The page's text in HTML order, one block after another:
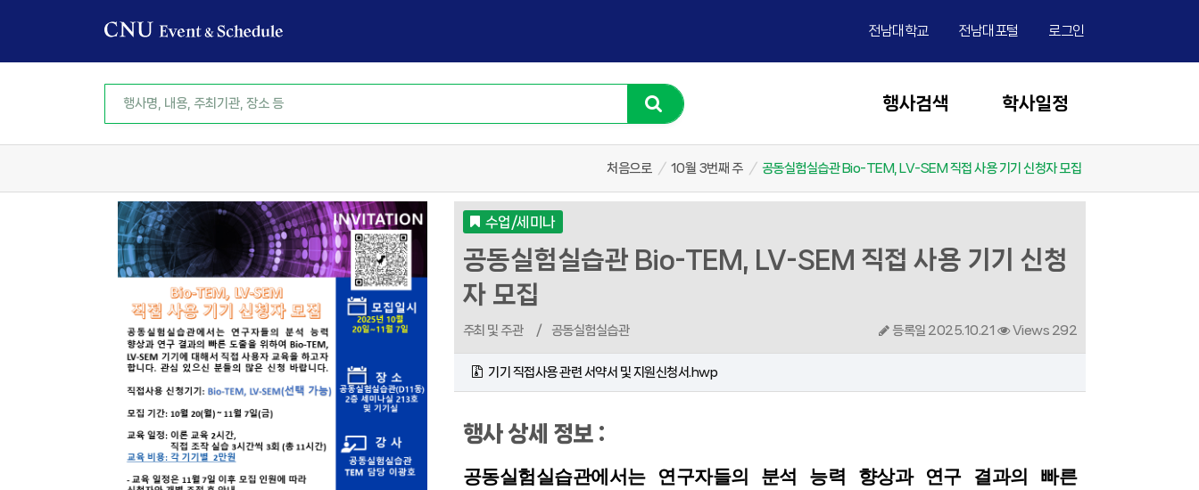
전남대학교 전남대포털 로그인
행사검색 학사일정
처음으로 / 10월 3번째 주 / 공동실험실습관 Bio-TEM, LV-SEM 직접 사용 기기 신청자 모집
수업/세미나
공동실험실습관 Bio-TEM, LV-SEM 직접 사용 기기 신청
자 모집
주최 및 주관 / 공동실험실습관 등록일 2025.10.21 Views 292
기기 직접사용 관련 서약서 및 지원신청서.hwp
행사 상세 정보 :
공동실험실습관에서는 연구자들의 분석 능력 향상과 연구 결과의 빠른